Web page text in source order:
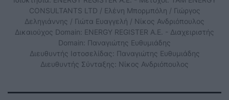
CONSULTANTS LTD / Ελένη Μπορμπόλη / Γιώργος
Δεληγιάννης / Γιώτα Ευαγγελή / Νίκος Ανδριόπουλος
Δικαιούχος Domain: ENERGY REGISTER Α.Ε. - Διαχειριστής
Domain: Παναγιώτης Ευθυμιάδης
Διευθυντής Ιστοσελίδας: Παναγιώτης Ευθυμιάδης
Διευθυντής Σύνταξης: Νίκος Ανδριόπουλος